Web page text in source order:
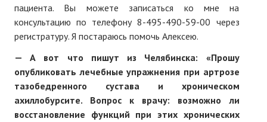
пациента. Вы можете записаться ко мне на
консультацию по телефону 8-495-490-59-00 через
регистратуру. Я постараюсь помочь Алексею.
— А вот что пишут из Челябинска: «Прошу
опубликовать лечебные упражнения при артрозе
тазобедренного сустава и хроническом
ахиллобурсите. Вопрос к врачу: возможно ли
восстановление функций при этих хронических